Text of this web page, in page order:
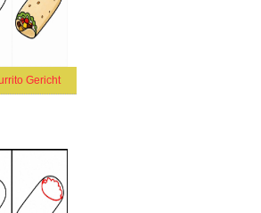
Gericht